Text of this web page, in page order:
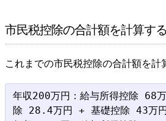
市民税控除の合計額を計算する
これまでの市民税控除の合計額を計
年収200万円：給与所得控除 68
除 28.4万円 + 基礎控除 43万